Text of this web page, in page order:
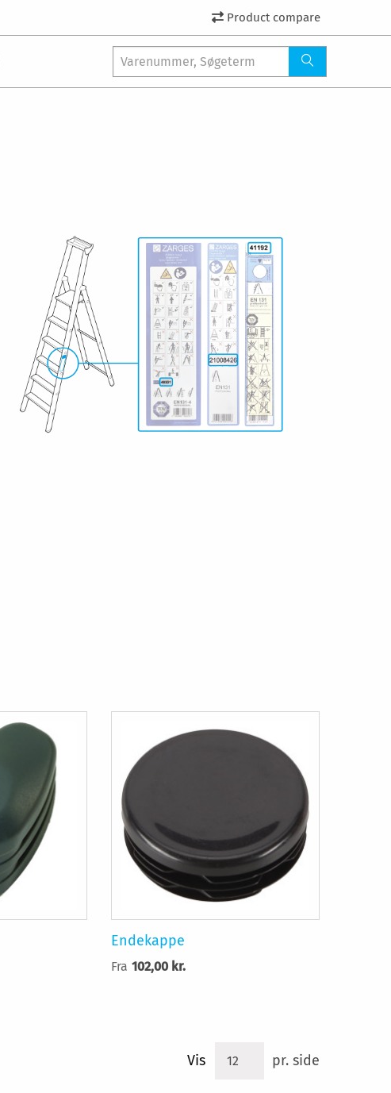
Product compare
Endekappe
Fra 102,00 kr.
Vis pr. side